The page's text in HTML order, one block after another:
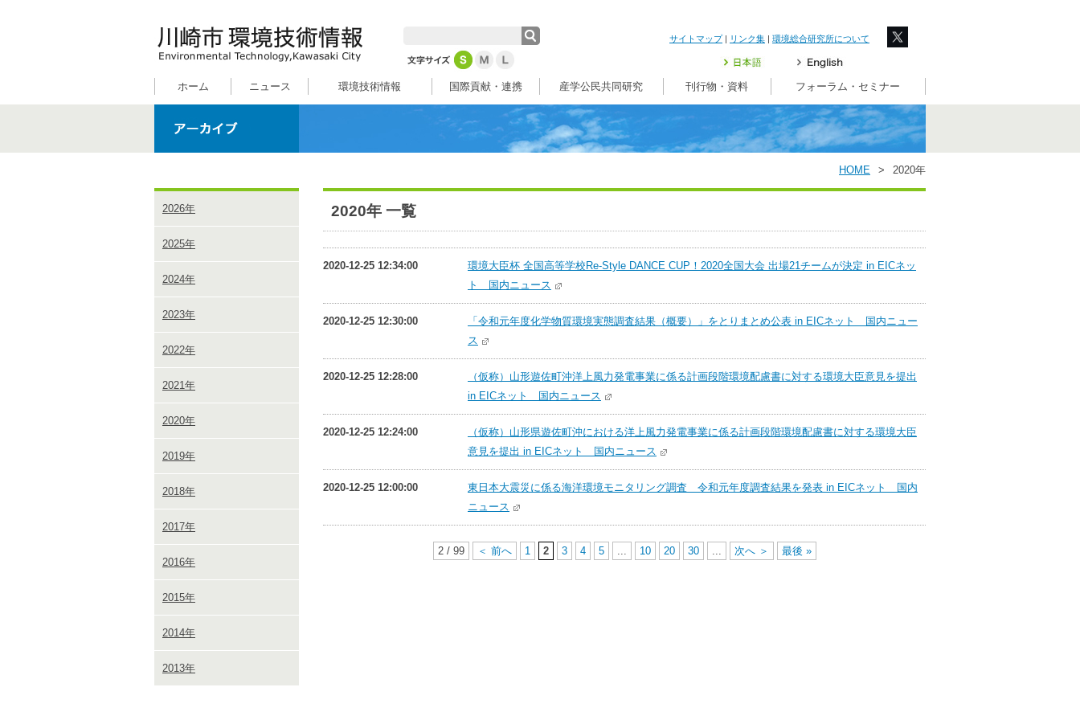
サイトマップ| リンク集 | 環境総合研究所について
ホーム ニュース 環境技術情報 国際貢献・連携 産学公民共同研究 刊行物・資料 フォーラム・セミナー
HOME > 2020年
2026年
2025年
2024年
2023年
2022年
2021年
2020年
2019年
2018年
2017年
2016年
2015年
2014年
2013年
2020年 一覧
2020-12-25 12:34:00
環境大臣杯 全国高等学校Re-Style DANCE CUP！2020全国大会 出場21チームが決定 in EICネッ
ト 国内ニュース
2020-12-25 12:30:00
「令和元年度化学物質環境実態調査結果（概要）」をとりまとめ公表 in EICネット 国内ニュー
ス
2020-12-25 12:28:00
（仮称）山形遊佐町沖洋上風力発電事業に係る計画段階環境配慮書に対する環境大臣意見を提出
in EICネット 国内ニュース
2020-12-25 12:24:00
（仮称）山形県遊佐町沖における洋上風力発電事業に係る計画段階環境配慮書に対する環境大臣
意見を提出 in EICネット 国内ニュース
2020-12-25 12:00:00
東日本大震災に係る海洋環境モニタリング調査 令和元年度調査結果を発表 in EICネット 国内
ニュース
2 / 99 ＜ 前へ 1 2 3 4 5 ... 10 20 30 ... 次へ ＞ 最後 »